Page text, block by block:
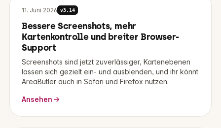
11. Juni 2026 v3.14
Bessere Screenshots, mehr
Kartenkontrolle und breiter Browser-
Support
Screenshots sind jetzt zuverlässiger, Kartenebenen
lassen sich gezielt ein- und ausblenden, und ihr könnt
AreaButler auch in Safari und Firefox nutzen.
Ansehen